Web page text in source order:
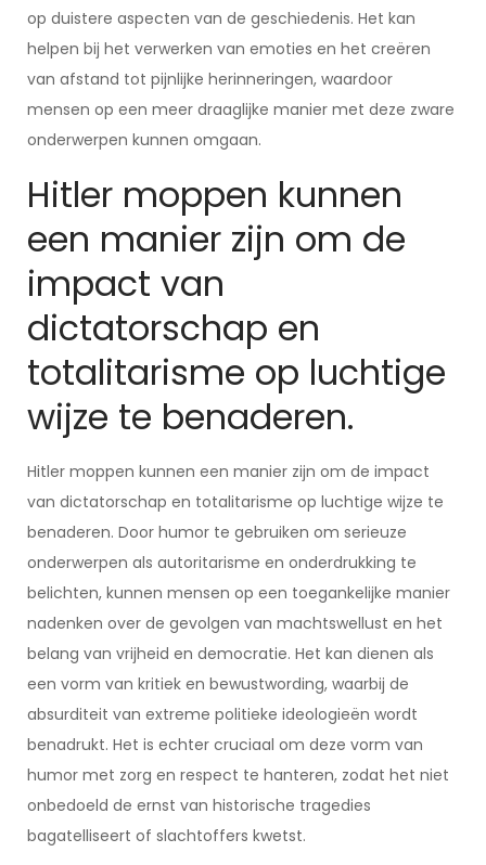
op duistere aspecten van de geschiedenis. Het kan
helpen bij het verwerken van emoties en het creëren
van afstand tot pijnlijke herinneringen, waardoor
mensen op een meer draaglijke manier met deze zware
onderwerpen kunnen omgaan.
Hitler moppen kunnen
een manier zijn om de
impact van
dictatorschap en
totalitarisme op luchtige
wijze te benaderen.
Hitler moppen kunnen een manier zijn om de impact
van dictatorschap en totalitarisme op luchtige wijze te
benaderen. Door humor te gebruiken om serieuze
onderwerpen als autoritarisme en onderdrukking te
belichten, kunnen mensen op een toegankelijke manier
nadenken over de gevolgen van machtswellust en het
belang van vrijheid en democratie. Het kan dienen als
een vorm van kritiek en bewustwording, waarbij de
absurditeit van extreme politieke ideologieën wordt
benadrukt. Het is echter cruciaal om deze vorm van
humor met zorg en respect te hanteren, zodat het niet
onbedoeld de ernst van historische tragedies
bagatelliseert of slachtoffers kwetst.